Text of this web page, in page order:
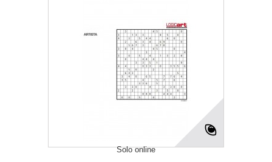
Solo online